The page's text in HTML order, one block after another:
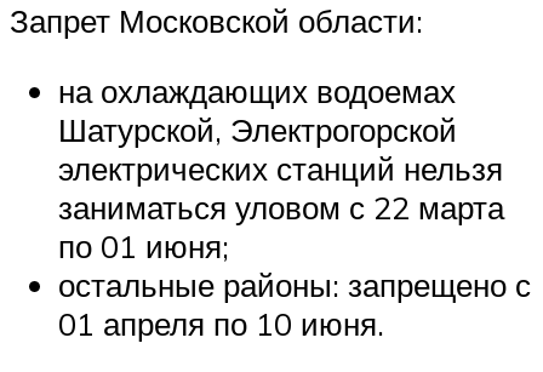
Запрет Московской области:
на охлаждающих водоемах
Шатурской, Электрогорской
электрических станций нельзя
заниматься уловом с 22 марта
по 01 июня;
остальные районы: запрещено с
01 апреля по 10 июня.